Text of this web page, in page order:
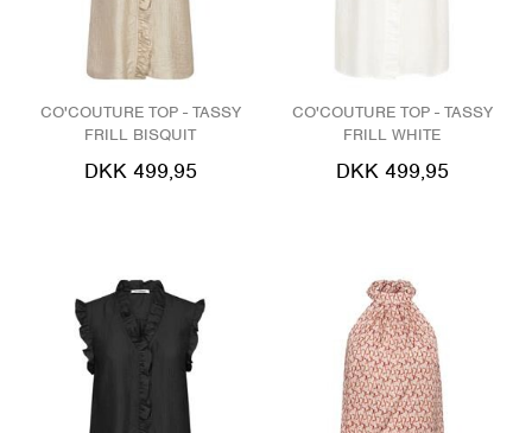
CO'COUTURE TOP - TASSY
FRILL BISQUIT
DKK 499,95
CO'COUTURE TOP - TASSY
FRILL WHITE
DKK 499,95